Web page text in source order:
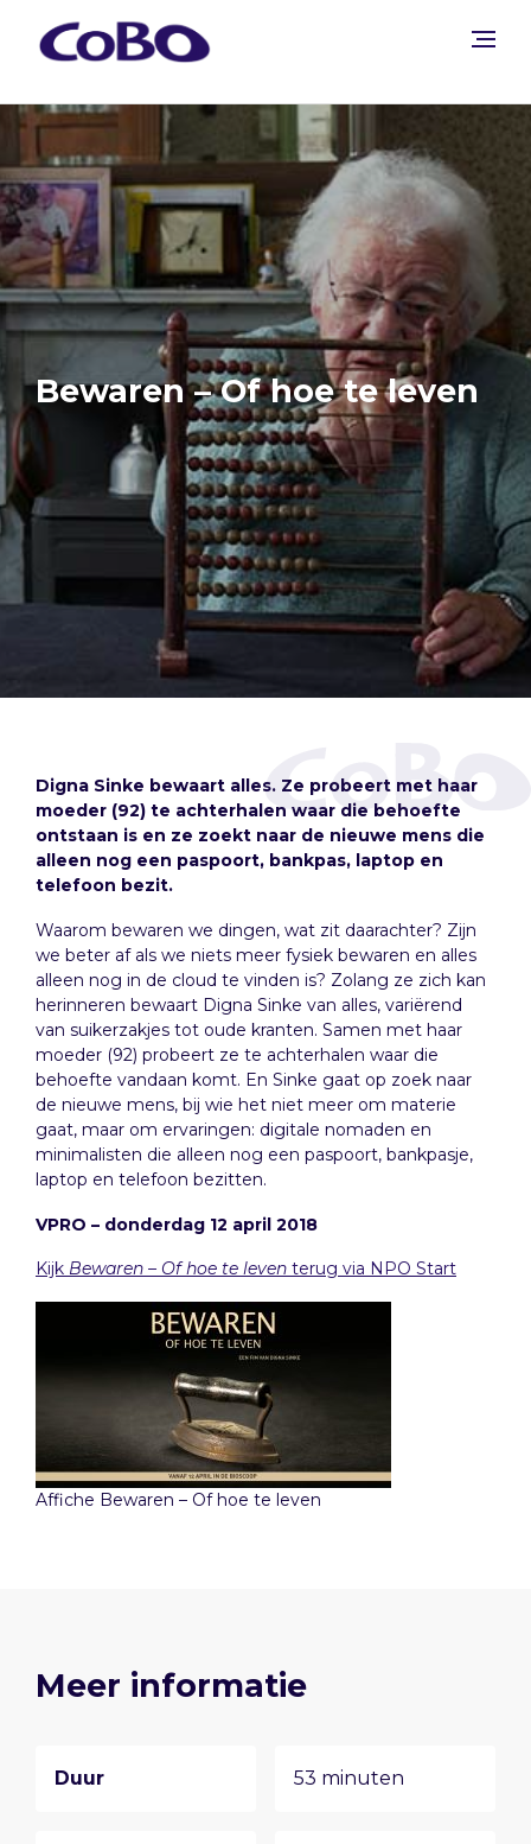
Bewaren – Of hoe te leven
Digna Sinke bewaart alles. Ze probeert met haar
moeder (92) te achterhalen waar die behoefte
ontstaan is en ze zoekt naar de nieuwe mens die
alleen nog een paspoort, bankpas, laptop en
telefoon bezit.
Waarom bewaren we dingen, wat zit daarachter? Zijn
we beter af als we niets meer fysiek bewaren en alles
alleen nog in de cloud te vinden is? Zolang ze zich kan
herinneren bewaart Digna Sinke van alles, variërend
van suikerzakjes tot oude kranten. Samen met haar
moeder (92) probeert ze te achterhalen waar die
behoefte vandaan komt. En Sinke gaat op zoek naar
de nieuwe mens, bij wie het niet meer om materie
gaat, maar om ervaringen: digitale nomaden en
minimalisten die alleen nog een paspoort, bankpasje,
laptop en telefoon bezitten.
VPRO – donderdag 12 april 2018
Kijk Bewaren – Of hoe te leven terug via NPO Start
Affiche Bewaren – Of hoe te leven
Meer informatie
Duur 53 minuten